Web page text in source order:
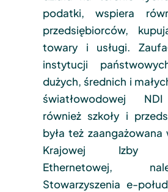
podatki, wspiera
przedsiębiorców,
towary i usługi.
instytucji
dużych, średnich i
światłowodowej
również szkoły i
była też
Krajowej Izby
Ethernetowej,
Stowarzyszenia e-